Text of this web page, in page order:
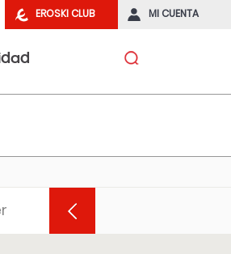
EROSKI CLUB MI CUENTA